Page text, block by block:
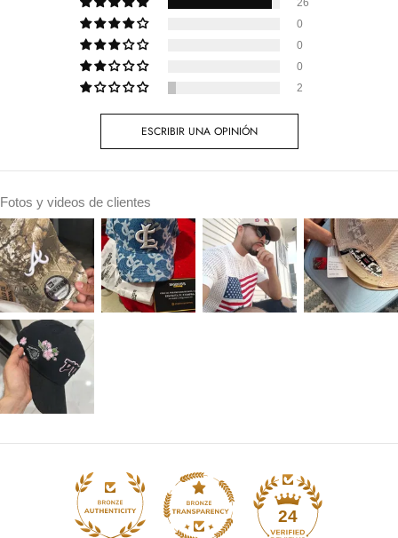
0
0
0
2
ESCRIBIR UNA OPINIÓN
Fotos y videos de clientes
24